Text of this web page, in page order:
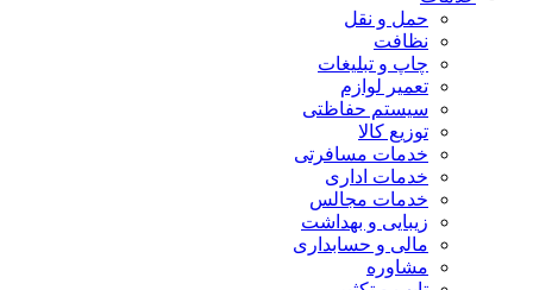
حمل و نقل
نظافت
چاپ و تبلیغات
تعمیر لوازم
سیستم حفاظتی
توزیع کالا
خدمات مسافرتی
خدمات اداری
خدمات مجالس
زیبایی و بهداشت
مالی و حسابداری
مشاوره